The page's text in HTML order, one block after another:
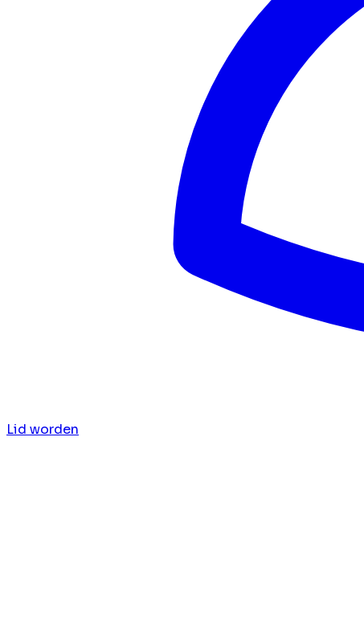
Lid worden